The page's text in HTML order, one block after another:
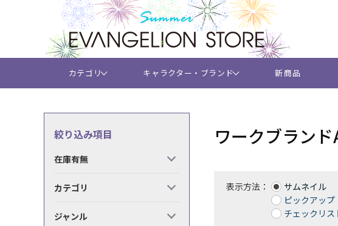
カテゴリ キャラクター・ブランド 新商品
絞り込み項目
在庫有無
カテゴリ
ジャンル
ワークブラン
表示方法： サムネイル
ピックアップ
チェックリス